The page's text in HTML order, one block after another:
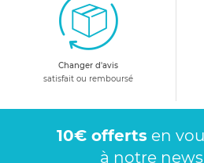
Changer d'avis
satisfait ou remboursé
10€ offerts en
à notre